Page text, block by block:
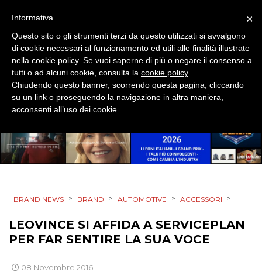
EVENTI
MOBILE
PROMOZIONI
PRODOTTI
CSR
STRATEGIE
BRAND NEWS > BRAND > AUTOMOTIVE > ACCESSORI >
LEOVINCE SI AFFIDA A SERVICEPLAN
PER FAR SENTIRE LA SUA VOCE
08 Novembre 2016
×
Informativa
Questo sito o gli strumenti terzi da questo utilizzati si avvalgono
di cookie necessari al funzionamento ed utili alle finalità illustrate
nella cookie policy. Se vuoi saperne di più o negare il consenso a
tutti o ad alcuni cookie, consulta la cookie policy.
Chiudendo questo banner, scorrendo questa pagina, cliccando
su un link o proseguendo la navigazione in altra maniera,
acconsenti all’uso dei cookie.